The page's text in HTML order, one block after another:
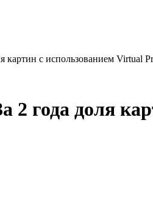
картин с использованием Virtual
2 года доля